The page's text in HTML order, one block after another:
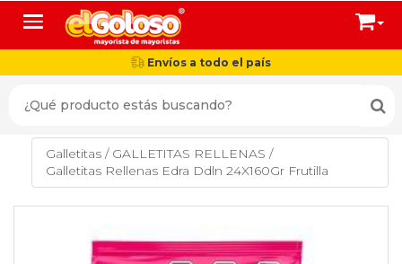
Toggle navigation
Envíos a todo el país
Galletitas / GALLETITAS RELLENAS /
Galletitas Rellenas Edra Ddln 24X160Gr Frutilla